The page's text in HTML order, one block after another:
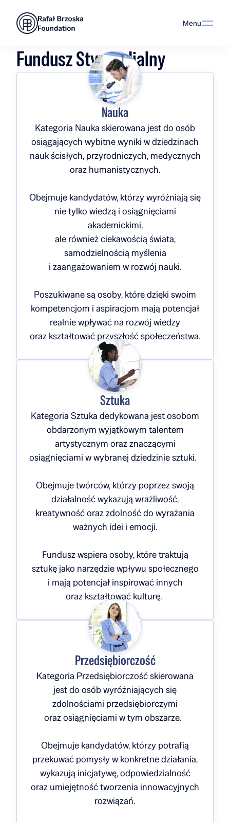
Menu
Fundusz Stypendialny
Nauka
Kategoria Nauka skierowana jest do osób
osiągających wybitne wyniki w dziedzinach
nauk ścisłych, przyrodniczych, medycznych
oraz humanistycznych.
Obejmuje kandydatów, którzy wyróżniają się
nie tylko wiedzą i osiągnięciami
akademickimi,
ale również ciekawością świata,
samodzielnością myślenia
i zaangażowaniem w rozwój nauki.
Poszukiwane są osoby, które dzięki swoim
kompetencjom i aspiracjom mają potencjał
realnie wpływać na rozwój wiedzy
oraz kształtować przyszłość społeczeństwa.
Sztuka
Kategoria Sztuka dedykowana jest osobom
obdarzonym wyjątkowym talentem
artystycznym oraz znaczącymi
osiągnięciami w wybranej dziedzinie sztuki.
Obejmuje twórców, którzy poprzez swoją
działalność wykazują wrażliwość,
kreatywność oraz zdolność do wyrażania
ważnych idei i emocji.
Fundusz wspiera osoby, które traktują
sztukę jako narzędzie wpływu społecznego
i mają potencjał inspirować innych
oraz kształtować kulturę.
Przedsiębiorczość
Kategoria Przedsiębiorczość skierowana
jest do osób wyróżniających się
zdolnościami przedsiębiorczymi
oraz osiągnięciami w tym obszarze.
Obejmuje kandydatów, którzy potrafią
przekuwać pomysły w konkretne działania,
wykazują inicjatywę, odpowiedzialność
oraz umiejętność tworzenia innowacyjnych
rozwiązań.